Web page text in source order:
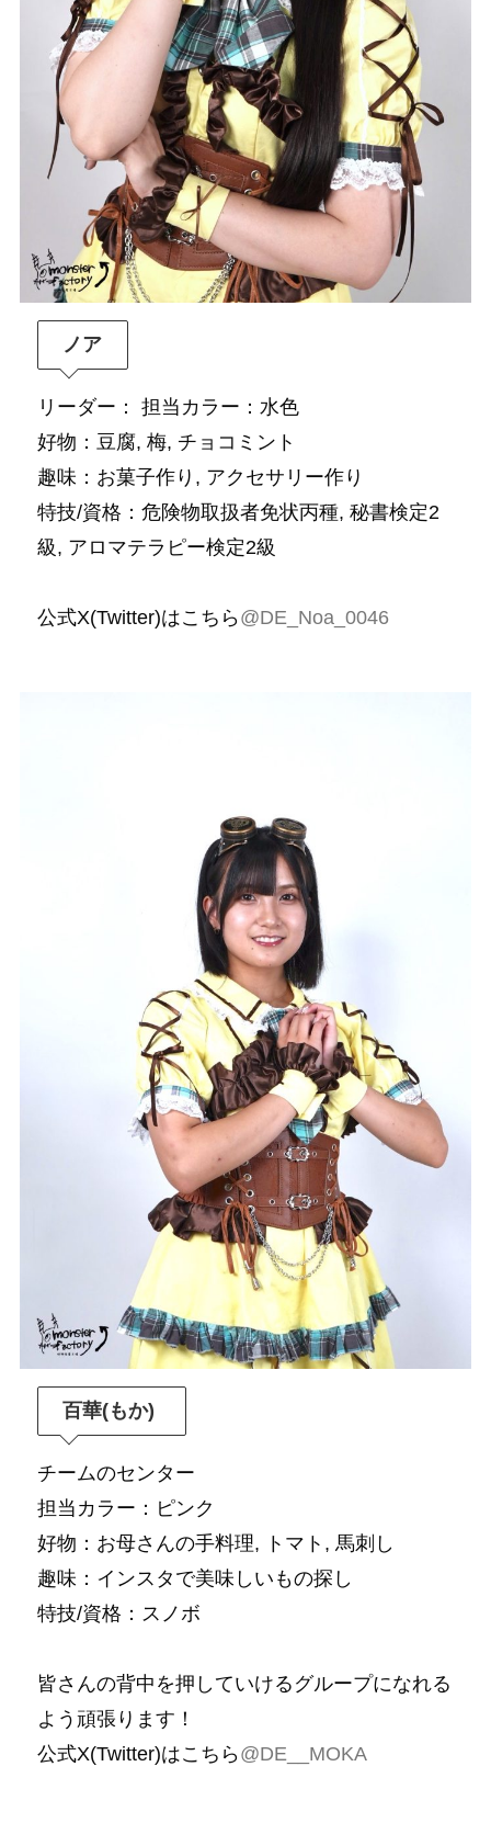
ノア
リーダー： 担当カラー：水色
好物：豆腐, 梅, チョコミント
趣味：お菓子作り, アクセサリー作り
特技/資格：危険物取扱者免状丙種, 秘書検定2
級, アロマテラピー検定2級
公式X(Twitter)はこちら@DE_Noa_0046
百華(もか)
チームのセンター
担当カラー：ピンク
好物：お母さんの手料理, トマト, 馬刺し
趣味：インスタで美味しいもの探し
特技/資格：スノボ
皆さんの背中を押していけるグループになれる
よう頑張ります！
公式X(Twitter)はこちら@DE__MOKA